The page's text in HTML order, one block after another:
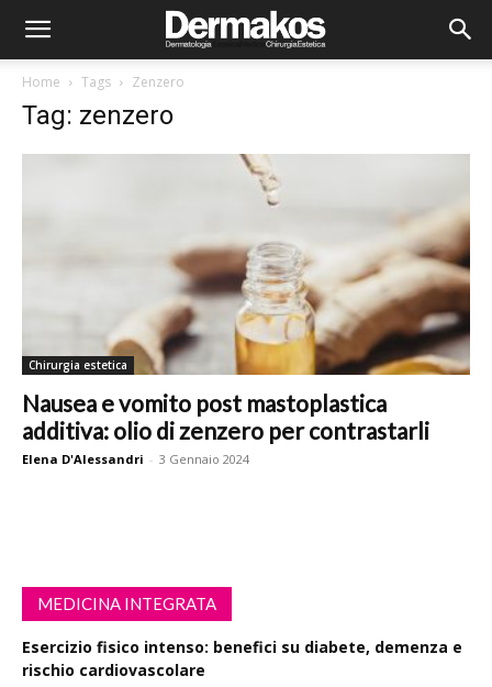
Home Tags Zenzero
Tag: zenzero
Chirurgia estetica
Nausea e vomito post mastoplastica
additiva: olio di zenzero per contrastarli
Elena D'Alessandri - 3 Gennaio 2024
MEDICINA INTEGRATA
Esercizio fisico intenso: benefici su diabete, demenza e
rischio cardiovascolare